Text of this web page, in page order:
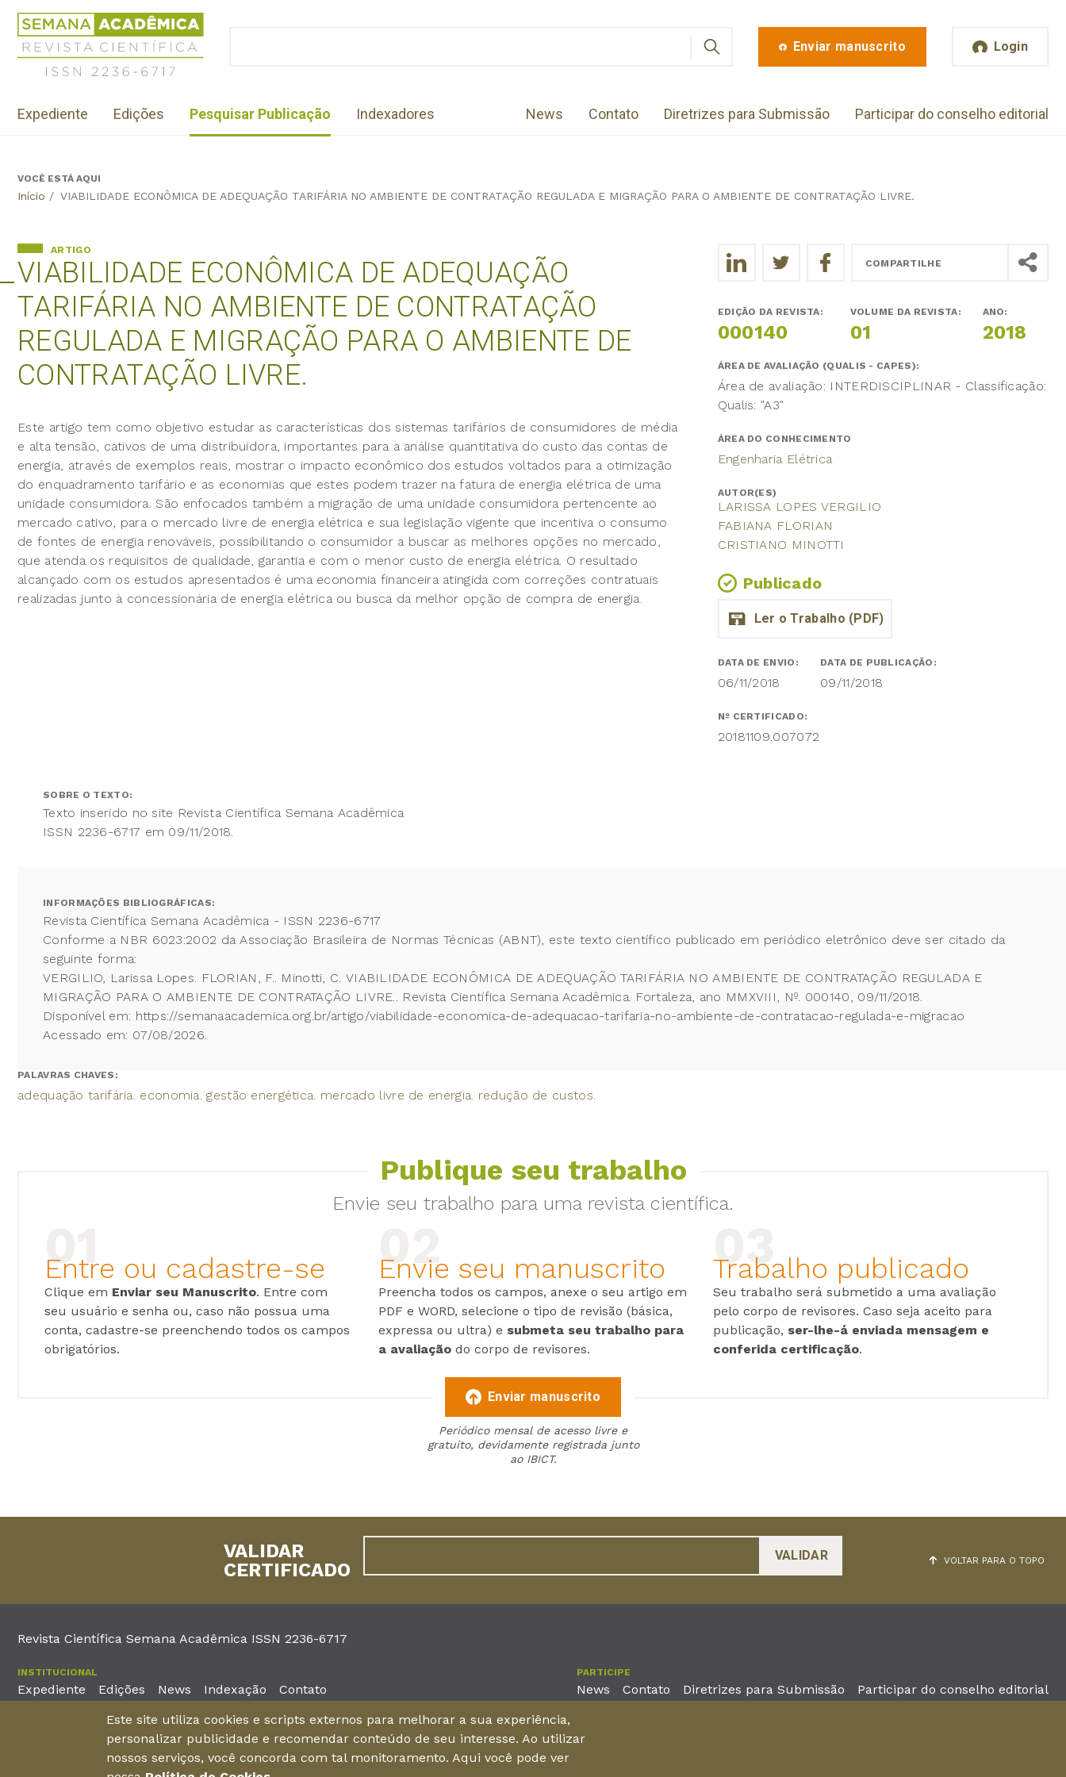
Jump
navigation
Revista
Científica
Semana
Acadêmica
2236-
Enviar manuscrito Login
Menu
institutional
Expediente Edições Pesquisar Publicação Indexadores News Contato Diretrizes para Submissão Participar do conselho editorial
BackVOCÊ ESTÁ AQUI
Início / VIABILIDADE ECONÔMICA DE ADEQUAÇÃO TARIFÁRIA NO AMBIENTE DE CONTRATAÇÃO REGULADA E MIGRAÇÃO PARA O AMBIENTE DE CONTRATAÇÃO LIVRE.
VIABILIDADE ECONÔMICA DE ADEQUAÇÃO
TARIFÁRIA NO AMBIENTE DE CONTRATAÇÃO
REGULADA E MIGRAÇÃO PARA O AMBIENTE DE
CONTRATAÇÃO LIVRE.
ARTIGO
Este artigo tem como objetivo estudar as características dos sistemas tarifários de consumidores de média
e alta tensão, cativos de uma distribuidora, importantes para a análise quantitativa do custo das contas de
energia, através de exemplos reais, mostrar o impacto econômico dos estudos voltados para a otimização
do enquadramento tarifário e as economias que estes podem trazer na fatura de energia elétrica de uma
unidade consumidora. São enfocados também a migração de uma unidade consumidora pertencente ao
mercado cativo, para o mercado livre de energia elétrica e sua legislação vigente que incentiva o consumo
de fontes de energia renováveis, possibilitando o consumidor a buscar as melhores opções no mercado,
que atenda os requisitos de qualidade, garantia e com o menor custo de energia elétrica. O resultado
alcançado com os estudos apresentados é uma economia financeira atingida com correções contratuais
realizadas junto à concessionária de energia elétrica ou busca da melhor opção de compra de energia.
COMPARTILHE
EDIÇÃO DA REVISTA:
000140
VOLUME DA REVISTA:
01
ANO:
2018
ÁREA DE AVALIAÇÃO (QUALIS - CAPES):
Área de avaliação: INTERDISCIPLINAR - Classificação:
Qualis: "A3"
ÁREA DO CONHECIMENTO
Engenharia Elétrica
AUTOR(ES)
LARISSA LOPES VERGILIO
FABIANA FLORIAN
CRISTIANO MINOTTI
Publicado
DATA DE ENVIO:
06/11/2018
DATA DE PUBLICAÇÃO:
09/11/2018
Nº CERTIFICADO:
20181109.007072
SOBRE O TEXTO:
Texto inserido no site Revista Científica Semana Acadêmica
ISSN 2236-6717 em 09/11/2018.
INFORMAÇÕES BIBLIOGRÁFICAS:
Revista Científica Semana Acadêmica - ISSN 2236-6717
Conforme a NBR 6023:2002 da Associação Brasileira de Normas Técnicas (ABNT), este texto científico publicado em periódico eletrônico deve ser citado da
seguinte forma:
VERGILIO, Larissa Lopes. FLORIAN, F.. Minotti, C. VIABILIDADE ECONÔMICA DE ADEQUAÇÃO TARIFÁRIA NO AMBIENTE DE CONTRATAÇÃO REGULADA E
MIGRAÇÃO PARA O AMBIENTE DE CONTRATAÇÃO LIVRE.. Revista Científica Semana Acadêmica. Fortaleza, ano MMXVIII, Nº. 000140, 09/11/2018.
Disponível em: https://semanaacademica.org.br/artigo/viabilidade-economica-de-adequacao-tarifaria-no-ambiente-de-contratacao-regulada-e-migracao
Acessado em: 07/08/2026.
PALAVRAS CHAVES:
adequação tarifária. economia. gestão energética. mercado livre de energia. redução de custos.
Publique seu trabalho
Envie seu trabalho para uma revista científica.
Entre ou cadastre-se
Clique em Enviar seu Manuscrito. Entre com
seu usuário e senha ou, caso não possua uma
conta, cadastre-se preenchendo todos os campos
obrigatórios.
Envie seu manuscrito
Preencha todos os campos, anexe o seu artigo em
PDF e WORD, selecione o tipo de revisão (básica,
expressa ou ultra) e submeta seu trabalho para
a avaliação do corpo de revisores.
Trabalho publicado
Seu trabalho será submetido a uma avaliação
pelo corpo de revisores. Caso seja aceito para
publicação, ser-lhe-á enviada mensagem e
conferida certificação.
Enviar manuscrito
Periódico mensal de acesso livre e
gratuito, devidamente registrada junto
ao IBICT.
VOLTAR PARA O TOPO
VALIDAR
CERTIFICADO
Revista Científica Semana Acadêmica ISSN 2236-6717
INSTITUCIONAL
Expediente Edições News Indexação Contato
PARTICIPE
News Contato Diretrizes para Submissão Participar do conselho editorial
Unieducar Inteligência Educacional Ltda
CNPJ: 05.569.970/0001-26
Av. Desembargador Moreira, No. 2001 – 11º andar - Bairro Aldeota
Fortaleza – Ceará - Brasil - CEP 60170-001
Este site utiliza cookies e scripts externos para melhorar a sua experiência,
personalizar publicidade e recomendar conteúdo de seu interesse. Ao utilizar
nossos serviços, você concorda com tal monitoramento. Aqui você pode ver